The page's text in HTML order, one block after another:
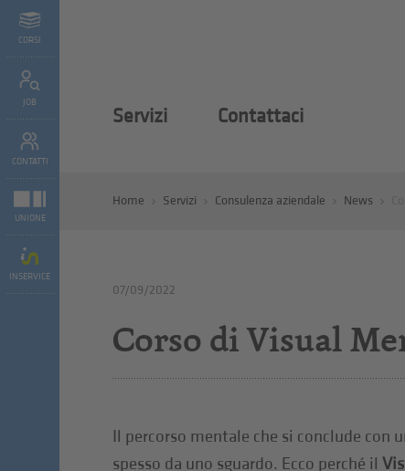
CORSI
JOB
CONTATTI
UNIONE
INSERVICE
Servizi Contattaci
Home Servizi Consulenza aziendale News
07/09/2022
Corso di Visual
Il percorso mentale che si conclude con
spesso da uno sguardo. Ecco perché il